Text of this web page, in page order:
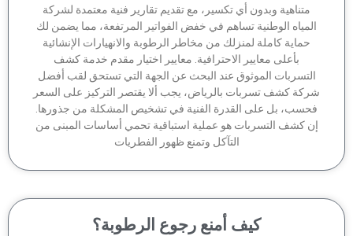
متناهية وبدون أي تكسير، مع تقديم تقارير فنية معتمدة لشركة
الوطنية تساهم في خفض الفواتير المرتفعة، مما يضمن لك
حماية كاملة لمنزلك من مخاطر الرطوبة والانهيارات الإنشائية
بأعلى معايير الاحترافية. معايير اختيار مقدم خدمة كشف
الموثوق عند البحث عن الجهة التي تستحق لقب أفضل
كشف تسربات بالرياض، يجب ألا يقتصر التركيز على السعر
بل على القدرة الفنية في تشخيص المشكلة من جذورها.
كشف التسربات هو عملية استباقية تحمي أساسات المبنى من
التآكل وتمنع ظهور الفطريات
كيف أمنع رجوع الرطوبة؟